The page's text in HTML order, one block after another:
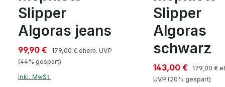
Slipper
Algoras jeans
99,90 € 179,00 € ehem. UVP
(44% gespart)
inkl. MwSt.
Slipper
Algoras
schwarz
143,00 € 179,00 €
UVP (20% gespart)